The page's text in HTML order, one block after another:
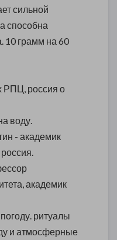
сильной
способна
10 грамм на 60
РПЦ, россия о
воду.
- академик
академик
ритуалы
и атмосферные